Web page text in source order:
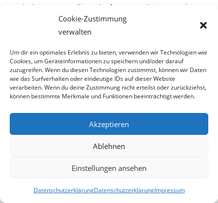
Cookie-Zustimmung
verwalten
Um dir ein optimales Erlebnis zu bieten, verwenden wir Technologien wie
Cookies, um Geräteinformationen zu speichern und/oder darauf
zuzugreifen. Wenn du diesen Technologien zustimmst, können wir Daten
wie das Surfverhalten oder eindeutige IDs auf dieser Website
verarbeiten. Wenn du deine Zustimmung nicht erteilst oder zurückziehst,
können bestimmte Merkmale und Funktionen beeinträchtigt werden.
Akzeptieren
Ablehnen
Einstellungen ansehen
DatenschutzerklärungDatenschutzerklärungImpressum
entdeckten einen völlig entkräfteten Hund in etwas, das wie
das versteckte Lager eines Obdachlosen aussah.
Die beiden versuchten sofort, die Polizei zu kontaktieren, die
sich für diesen Fall nicht zuständig erkläre. Ein Anruf beim
zuständigen Tierheim Baden blieb ebenfalls erfolglos. Erst
die Notrufnummer des Wiener Tierschutzvereins führte
zum Erfolg. Dieser kontaktierte umgehend eine WTV-
Mitarbeiterin, die in Baden wohnt und die sich sofort mit
Wasser und Taschenlampe aufmachte, um dem Tier zu
helfen. Gemeinsam mit den beiden Findern machte man
entkräfteten Hund wurde umgehend Wasser angeboten,